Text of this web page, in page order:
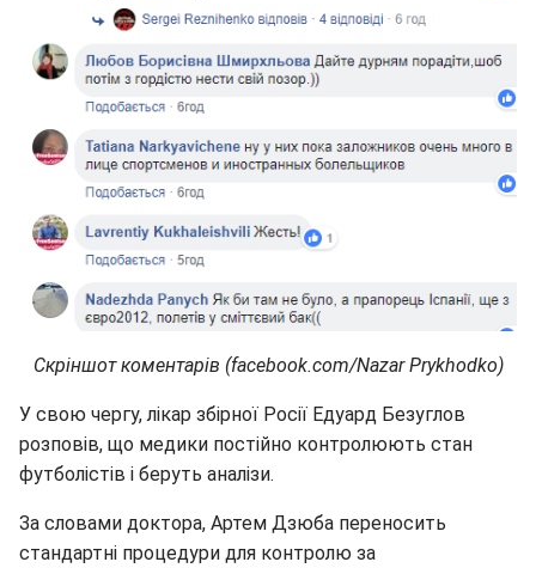
Скріншот коментарів (facebook.com/Nazar Prykhodko)
У свою чергу, лікар збірної Росії Едуард Безуглов
розповів, що медики постійно контролюють стан
футболістів і беруть аналізи.
За словами доктора, Артем Дзюба переносить
стандартні процедури для контролю за